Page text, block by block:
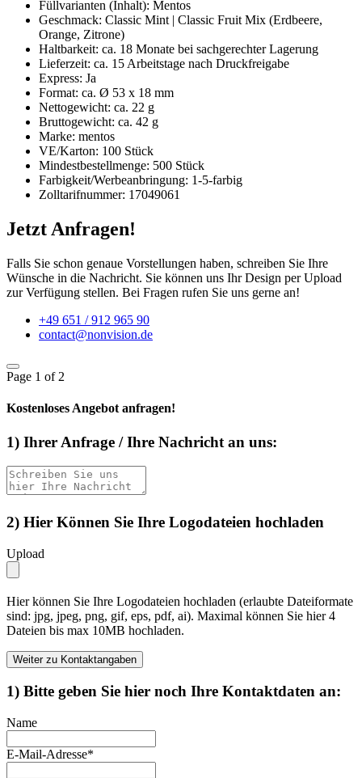
Füllvarianten (Inhalt): Mentos
Geschmack: Classic Mint | Classic Fruit Mix (Erdbeere,
Orange, Zitrone)
Haltbarkeit: ca. 18 Monate bei sachgerechter Lagerung
Lieferzeit: ca. 15 Arbeitstage nach Druckfreigabe
Express: Ja
Format: ca. Ø 53 x 18 mm
Nettogewicht: ca. 22 g
Bruttogewicht: ca. 42 g
Marke: mentos
VE/Karton: 100 Stück
Mindestbestellmenge: 500 Stück
Farbigkeit/Werbeanbringung: 1-5-farbig
Zolltarifnummer: 17049061
Jetzt Anfragen!
Falls Sie schon genaue Vorstellungen haben, schreiben Sie Ihre
Wünsche in die Nachricht. Sie können uns Ihr Design per Upload
zur Verfügung stellen. Bei Fragen rufen Sie uns gerne an!
+49 651 / 912 965 90
contact@nonvision.de
Page 1 of 2
Kostenloses Angebot anfragen!
1) Ihrer Anfrage / Ihre Nachricht an uns:
2) Hier Können Sie Ihre Logodateien hochladen
Upload
Hier können Sie Ihre Logodateien hochladen (erlaubte Dateiformate
sind: jpg, jpeg, png, gif, eps, pdf, ai). Maximal können Sie hier 4
Dateien bis max 10MB hochladen.
Weiter zu Kontaktangaben
1) Bitte geben Sie hier noch Ihre Kontaktdaten an:
Name
E-Mail-Adresse*